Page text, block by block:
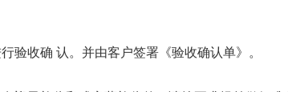
收确 认。并由客户签署《验收确认单》。